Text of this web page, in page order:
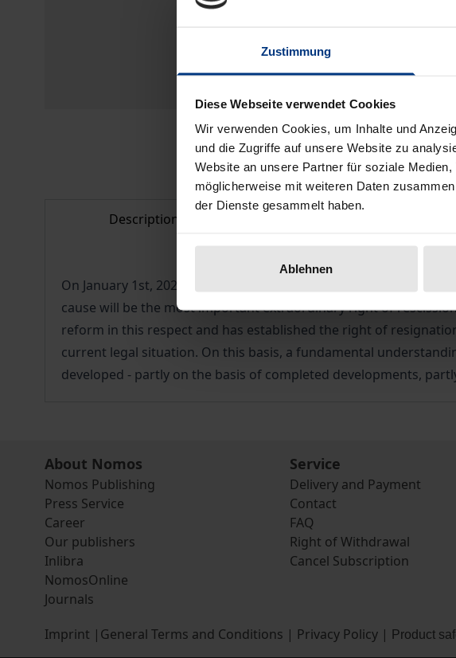
Zustimmung
Diese Webseite verwendet Cookies
Wir verwenden Cookies, um Inhalte und
und die Zugriffe auf unsere Website zu
Website an unsere Partner für soziale
möglicherweise mit weiteren Daten
der Dienste gesammelt haben.
Ablehnen
Delivery cost
Description
On January 1st, 2024, the most comprehensive reform of
cause will be the most important extraordinary right of
reform in this respect and has established the right of
current legal situation. On this basis, a fundamental
developed - partly on the basis of completed developments,
About Nomos
Nomos Publishing
Press Service
Career
Our publishers
Inlibra
NomosOnline
Journals
Service
Delivery and Payment
Contact
FAQ
Right of Withdrawal
Cancel Subscription
Imprint | General Terms and Conditions | Privacy Policy | Product